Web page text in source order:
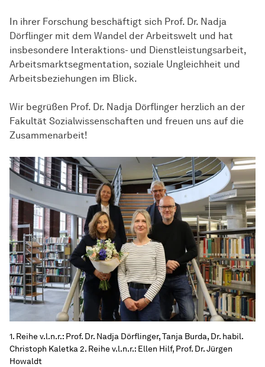
In ihrer Forschung beschäftigt sich Prof. Dr. Nadja
Dörflinger mit dem Wandel der Arbeitswelt und hat
insbesondere Interaktions- und Dienstleistungsarbeit,
Arbeitsmarktsegmentation, soziale Ungleichheit und
Arbeitsbeziehungen im Blick.
Wir begrüßen Prof. Dr. Nadja Dörflinger herzlich an der
Fakultät Sozial­wissen­schaften und freuen uns auf die
Zusammenarbeit!
1. Reihe v.l.n.r.: Prof. Dr. Nadja Dörflinger, Tanja Burda, Dr. habil.
Christoph Kaletka 2. Reihe v.l.n.r.: Ellen Hilf, Prof. Dr. Jürgen
Howaldt